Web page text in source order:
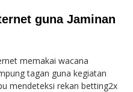
guna Jaminan
memakai wacana
tagan guna kegiatan
mendeteksi rekan betting2x